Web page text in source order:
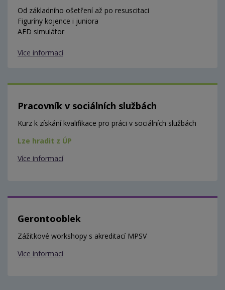
Od základního ošetření až po resuscitaci
Figuríny kojence i juniora
AED simulátor
Více informací
Pracovník v sociálních službách
Kurz k získání kvalifikace pro práci v sociálních službách
Lze hradit z ÚP
Více informací
Gerontooblek
Zážitkové workshopy s akreditací MPSV
Více informací